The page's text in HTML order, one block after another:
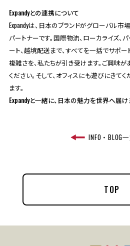
Expandyとの連携について
Expandyは、日本のブランドがグローバル市
パートナーです。国際物流、ローカライズ、
ート、越境配送まで、すべてを一括でサポー
複雑さを、私たちが引き受けます。ご興味
ください。そして、オフィスにも遊びにきてく
ます。
Expandyと一緒に、日本の魅力を世界へ届け
INFO・BLOG
TOP